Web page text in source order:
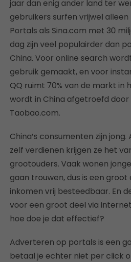
jaar dan enig ander land ter
gebruikers surfen vrijwel alleen
Portals als Sina.com met 30
dag zijn veel populairder dan
China. Voor online search
gebruik gemaakt, en voor
QQ ruimt 70% van de markt in
wordt in China afgetroefd
Taobao.com.
China’s consumenten zijn
zelf verdienen krijgen ze het
grootouders. Vaak wonen
gaan trouwen, dus is een groot
inkomen vrij besteedbaar. En
voor een groot deel via
hoe doe je dat effectief?
Adverteren op portals is een
betaal je echter niet per click